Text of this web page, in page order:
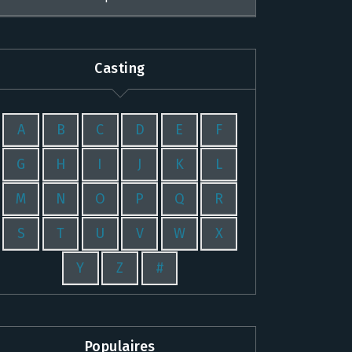
Casting
A B C D E F
G H I J K L
M N O P Q R
S T U V W X
Y Z #
Populaires